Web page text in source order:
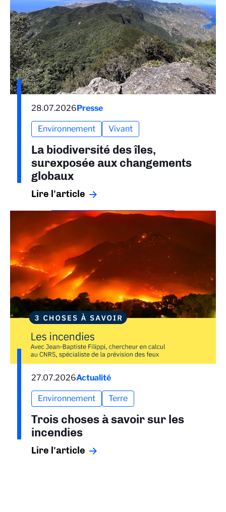
28.07.2026Presse
Environnement Vivant
La biodiversité des îles,
surexposée aux changements
globaux
Lire l'article
27.07.2026Actualité
Environnement Terre
Trois choses à savoir sur les
incendies
Lire l'article